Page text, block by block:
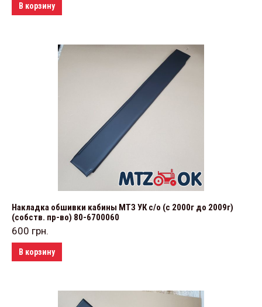
В корзину
Накладка обшивки кабины МТЗ УК с/о (с 2000г до 2009г)
(собств. пр-во) 80-6700060
600 грн.
В корзину